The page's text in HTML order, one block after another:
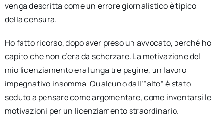
venga descritta come un errore giornalistico è tipico
della censura.
Ho fatto ricorso, dopo aver preso un avvocato, perché ho
capito che non c’era da scherzare. La motivazione del
mio licenziamento era lunga tre pagine, un lavoro
impegnativo insomma. Qualcuno dall’”alto” è stato
seduto a pensare come argomentare, come inventarsi le
motivazioni per un licenziamento straordinario.